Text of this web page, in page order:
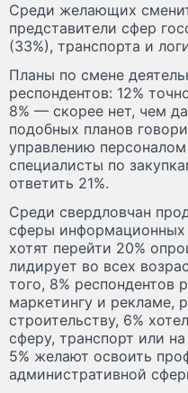
Среди желающих
представители сфер
(33%), транспорта и
Планы по смене
респондентов: 12%
8% — скорее нет, чем
подобных планов
управлению
специалисты по
ответить 21%.
Среди свердловчан
сферы информационных
хотят перейти 20%
лидирует во всех
того, 8% респондентов
маркетингу и рекламе,
строительству, 6%
сферу, транспорт или
5% желают освоить
административной